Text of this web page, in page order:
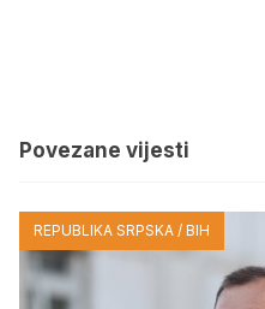
Povezane vijesti
REPUBLIKA SRPSKA / BIH